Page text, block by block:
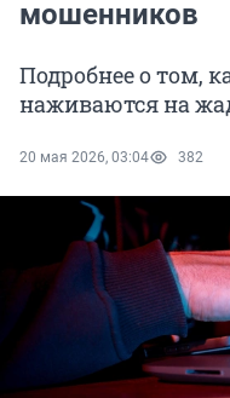
мошенников
Подробнее о том,
наживаются на
20 мая 2026, 03:04 382